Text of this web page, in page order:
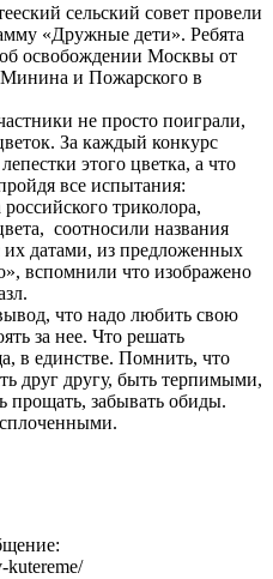
сельский совет провели
«Дружные дети». Ребята
освобождении Москвы от
Минина и Пожарского в
не просто поиграли,
За каждый конкурс
этого цветка, а что
все испытания:
триколора,
соотносили названия
их датами, из предложенных
вспомнили что изображено
что надо любить свою
за нее. Что решать
в единстве. Помнить, что
друг другу, быть терпимыми,
прощать, забывать обиды.
kutereme/